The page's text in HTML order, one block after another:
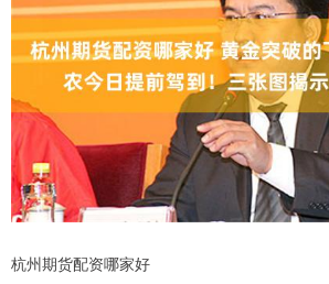
杭州期货配资哪家好